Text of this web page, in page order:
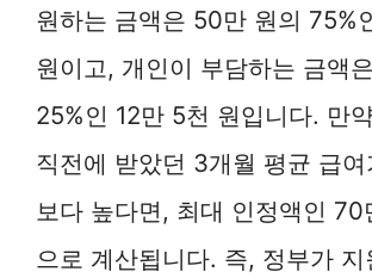
원하는 금액은 50만 원의 75%
원이고, 개인이 부담하는 금액
25%인 12만 5천 원입니다. 만
직전에 받았던 3개월 평균 급
보다 높다면, 최대 인정액인 70
으로 계산됩니다. 즉, 정부가 지